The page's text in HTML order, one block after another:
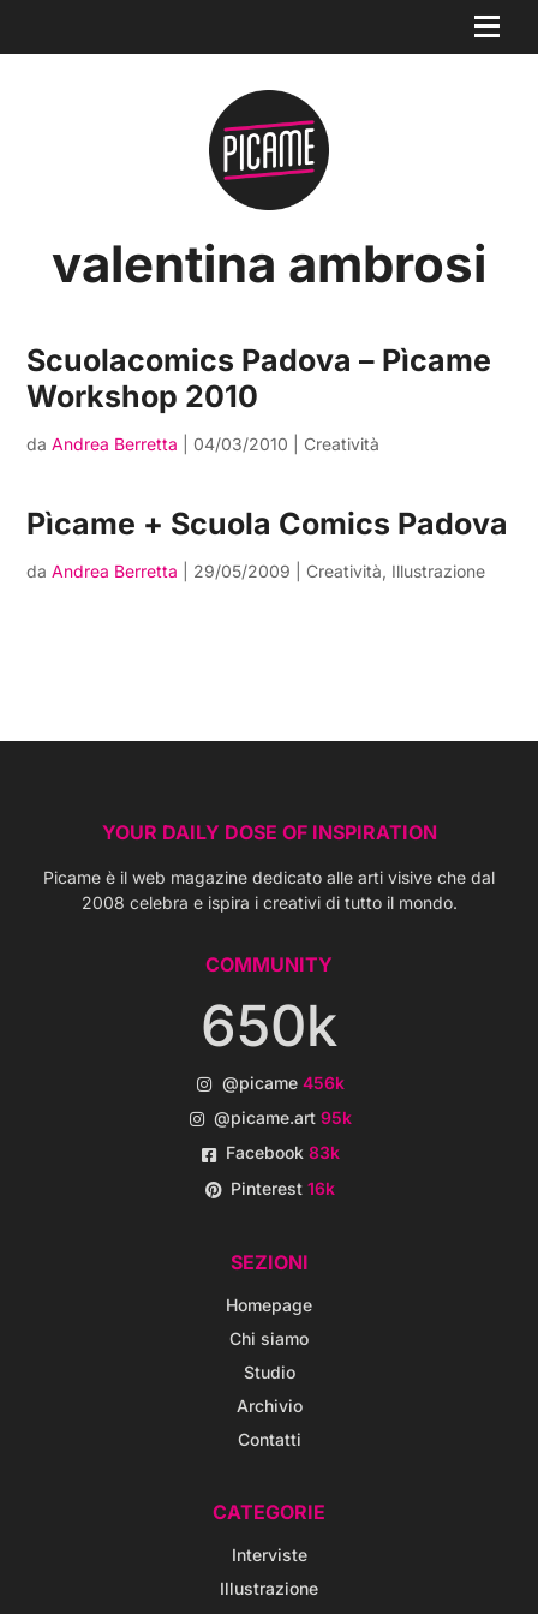
valentina ambrosi
Scuolacomics Padova – Pìcame
Workshop 2010
daAndrea Berretta 04/03/2010 Creatività
Pìcame + Scuola Comics Padova
daAndrea Berretta 29/05/2009 Creatività, Illustrazione
YOUR DAILY DOSE OF INSPIRATION
Picame è il web magazine dedicato alle arti visive che dal
2008 celebra e ispira i creativi di tutto il mondo.
COMMUNITY
650k
@picame 456k
@picame.art95k
Facebook83k
Pinterest16k
SEZIONI
Homepage
Chi siamo
Studio
Archivio
Contatti
CATEGORIE
Interviste
Illustrazione